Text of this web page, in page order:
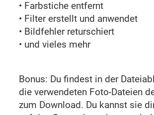
• Farbstiche entfernt
• Filter erstellt und anwendet
• Bildfehler returschiert
• und vieles mehr
Bonus: Du findest in der
die verwendeten Foto-Dateien
zum Download. Du kannst sie